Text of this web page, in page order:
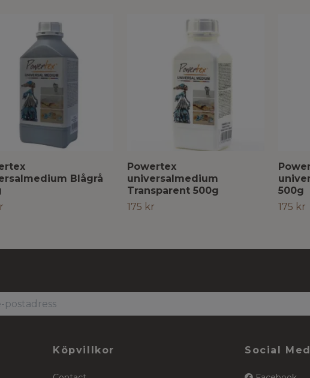
Blågrå
Powertex
universalmedium
Transparent 500g
175 kr
500g
175 kr
Köpvillkor Social